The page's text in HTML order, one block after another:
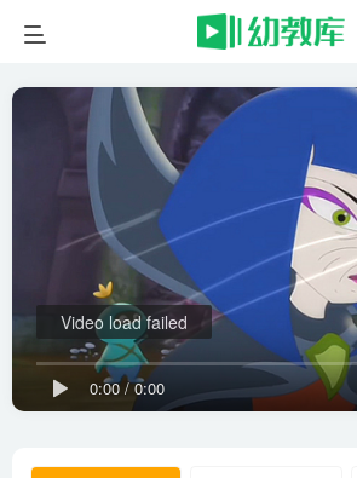
0:00/0:00
Video load failed